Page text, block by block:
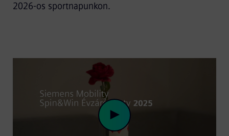
2026-os sportnapunkon.